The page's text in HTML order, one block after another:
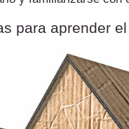
para aprender